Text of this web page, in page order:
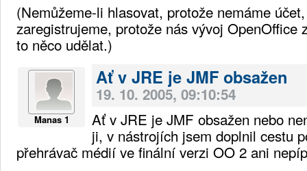
(Nemůžeme-li hlasovat, protože nemáme
zaregistrujeme, protože nás vývoj OpenOffice
to něco udělat.)
Manas 1
Ať v JRE je JMF obsažen
19. 10. 2005, 09:10:54
Ať v JRE je JMF obsažen nebo
ji, v nástrojích jsem doplnil cestu
přehrávač médií ve finální verzi OO 2 ani